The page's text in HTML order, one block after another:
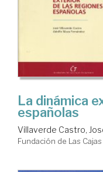
La dinámica
españolas
Villaverde Castro,
Fundación de Las